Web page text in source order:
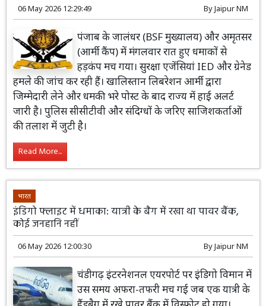
06 May 2026 12:29:49 ByJaipur NM
पंजाब के जालंधर (BSF मुख्यालय) और अमृतसर
(आर्मी कैंप) में मंगलवार रात हुए धमाकों से
हड़कंप मच गया। सुरक्षा एजेंसियां IED और ग्रेनेड
हमले की जांच कर रही हैं। खालिस्तान लिबरेशन आर्मी द्वारा
जिम्मेदारी लेने और धमकी भरे पोस्ट के बाद राज्य में हाई अलर्ट
जारी है। पुलिस सीसीटीवी और संदिग्धों के जरिए साजिशकर्ताओं
की तलाश में जुटी है।
Read More...
भारत
इंडिगो फ्लाइट में धमाका: यात्री के बैग में रखा था पावर बैंक,
कोई जनहानि नहीं
06 May 2026 12:00:30 ByJaipur NM
चंडीगढ़ इंटरनेशनल एयरपोर्ट पर इंडिगो विमान में
उस समय अफरा-तफरी मच गई जब एक यात्री के